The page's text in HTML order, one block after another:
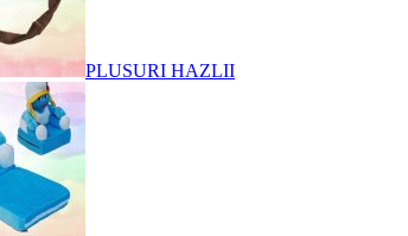
PLUSURI HAZLII